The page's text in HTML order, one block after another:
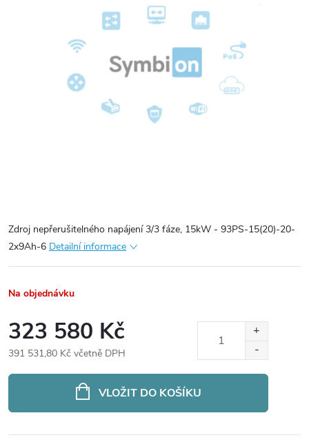
Zdroj nepřerušitelného napájení 3/3 fáze, 15kW - 93PS-15(20)-20-
2x9Ah-6 Detailní informace
Na objednávku
323 580 Kč
391 531,80 Kč včetně DPH
VLOŽIT DO KOŠÍKU